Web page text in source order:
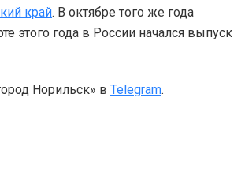
край. В октябре того же года
этого года в России начался выпуск
Норильск» в Telegram.